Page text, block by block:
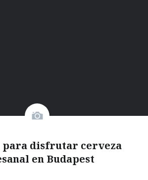
para disfrutar cerveza
en Budapest